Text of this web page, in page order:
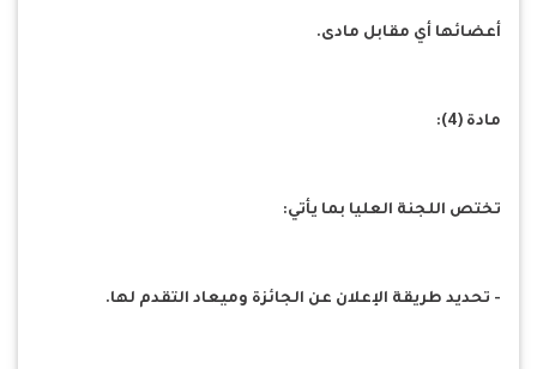
أعضائها أي مقابل مادى.
مادة (4):
تختص اللجنة العليا بما يأتي:
- تحديد طريقة الإعلان عن الجائزة وميعاد التقدم لها.